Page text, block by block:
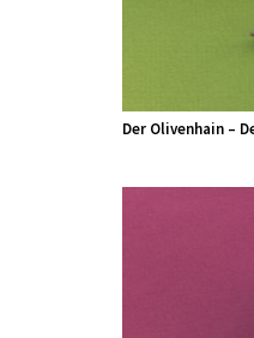
Der Olivenhain –